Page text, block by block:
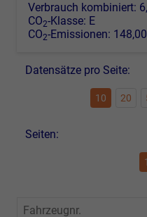
Verbrauch kombiniert:
CO2-Klasse: E
CO2-Emissionen:
Datensätze pro Seite:
10 20
Seiten:
1
Fahrzeugnr.